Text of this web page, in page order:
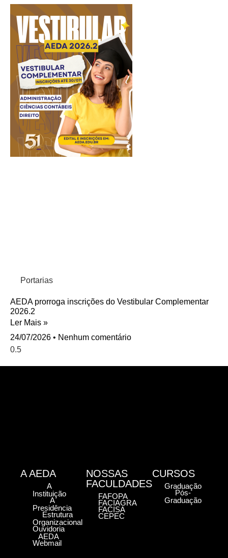
Portarias
AEDA prorroga inscrições do Vestibular Complementar
2026.2
Ler Mais »
24/07/2026
Nenhum comentário
A AEDA
A
Instituição
A
Presidência
Estrutura
Organizacional
Ouvidoria
AEDA
Webmail
NOSSAS
FACULDADES
FAFOPA
FACIAGRA
FACISA
CEPEC
CURSOS
Graduação
Pós-
Graduação